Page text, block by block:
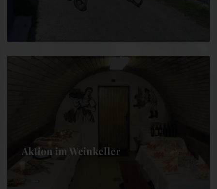
Aktion im Weinkeller